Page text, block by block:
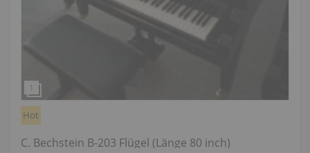
Hot
C. Bechstein B-203 Flügel (Länge 80 inch)